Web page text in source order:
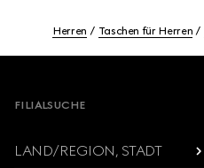
Herren Taschen für Herren
FILIALSUCHE
LAND/REGION, STADT